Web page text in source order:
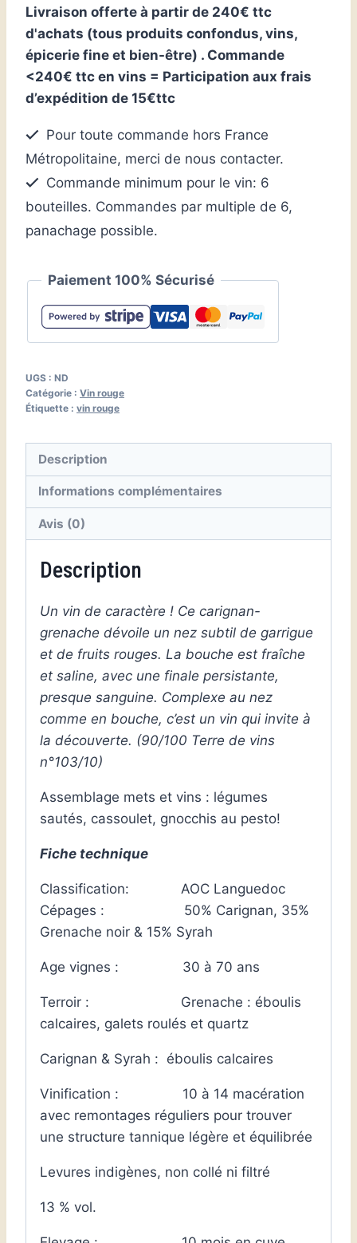
qui
comme...
Livraison offerte à partir de 240€ ttc
d'achats (tous produits confondus, vins,
épicerie fine et bien-être) . Commande
<240€ ttc en vins = Participation aux frais
d’expédition de 15€ttc
Pour toute commande hors France
Métropolitaine, merci de nous contacter.
Commande minimum pour le vin: 6
bouteilles. Commandes par multiple de 6,
panachage possible.
Paiement 100% Sécurisé
UGS : ND
Catégorie : Vin rouge
Étiquette : vin rouge
Description
Informations complémentaires
Avis (0)
Description
Un vin de caractère ! Ce carignan-
grenache dévoile un nez subtil de garrigue
et de fruits rouges. La bouche est fraîche
et saline, avec une finale persistante,
presque sanguine. Complexe au nez
comme en bouche, c’est un vin qui invite à
la découverte. (90/100 Terre de vins
n°103/10)
Assemblage mets et vins : légumes
sautés, cassoulet, gnocchis au pesto!
Fiche technique
Classification: AOC Languedoc
Cépages : 50% Carignan, 35%
Grenache noir & 15% Syrah
Age vignes : 30 à 70 ans
Terroir : Grenache : éboulis
calcaires, galets roulés et quartz
Carignan & Syrah : éboulis calcaires
Vinification : 10 à 14 macération
avec remontages réguliers pour trouver
une structure tannique légère et équilibrée
Levures indigènes, non collé ni filtré
13 % vol.